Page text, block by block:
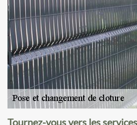
Tournez-vous vers les